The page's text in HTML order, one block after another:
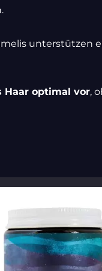
Haar optimal vor,